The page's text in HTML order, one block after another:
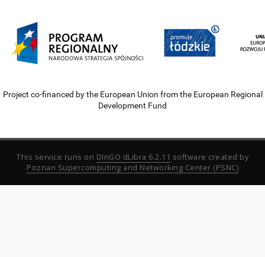
Project co-financed by the European Union from the European Regional
Development Fund
This service runs on DInGO dLibra 6.2.11 software created by
Poznan Supercomputing and Networking Center (PSNC)